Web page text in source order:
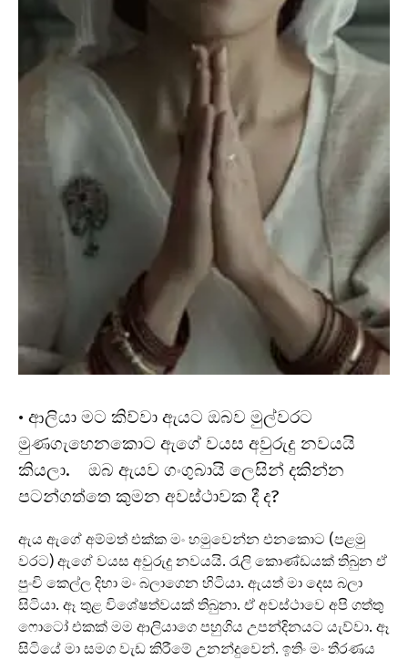
• ආලියා මට කිව්වා ඇයට ඔබව මුල්වරට
මුණගැහෙනකොට ඇගේ වයස අවුරුදු නවයයි
කියලා. ඔබ ඇයව ගංගුබායි ලෙසින් දකින්න
පටන්ගත්තෙ කුමන අවස්ථාවක දී ද?
ඇය ඇගේ අම්මත් එක්ක මං හමුවෙන්න එනකොට (පළමු
වරට) ඇගේ වයස අවුරුදු නවයයි. රැලි කොණ්ඩයක් තිබුන ඒ
පුංචි කෙල්ල දිහා මං බලාගෙන හිටියා. ඇයත් මා දෙස බලා
සිටියා. ඈ තුළ විශේෂත්වයක් තිබුනා. ඒ අවස්ථාවෙ අපි ගත්තු
ෆොටෝ එකක් මම ආලියාගෙ පහුගිය උපන්දිනයට යැව්වා. ඈ
සිටියේ මා සමග වැඩ කිරීමේ උනන්දුවෙන්. ඉතිං මං තීරණය